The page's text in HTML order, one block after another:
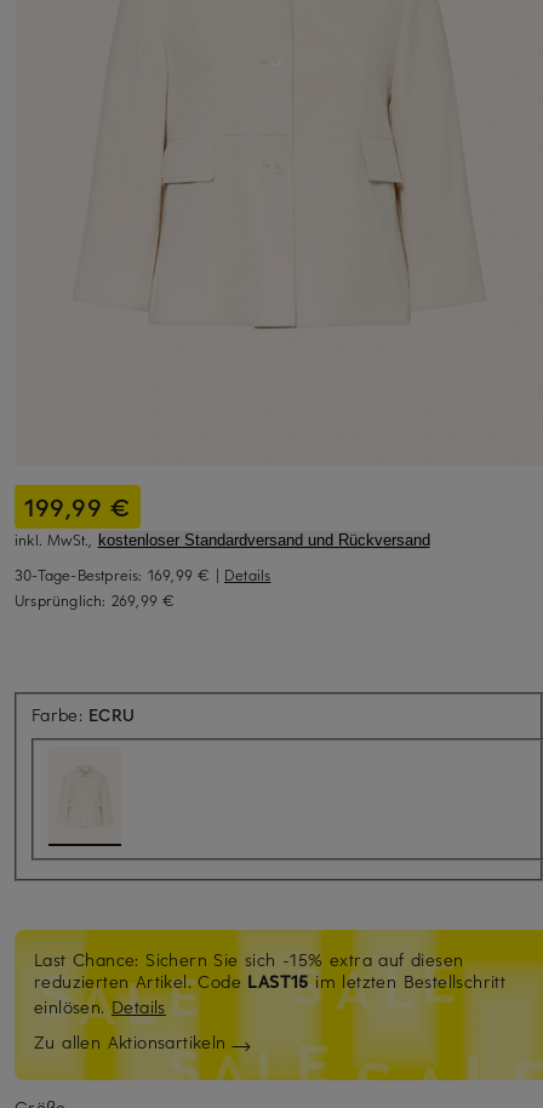
199,99 €
inkl. MwSt., kostenloser Standardversand und Rückversand
30-Tage-Bestpreis: 169,99 € | Details
Ursprünglich: 269,99 €
Farbe: ECRU
Last Chance: Sichern Sie sich -15% extra auf diesen
reduzierten Artikel. Code LAST15im letzten Bestellschritt
einlösen.Details
Zu allen Aktionsartikeln